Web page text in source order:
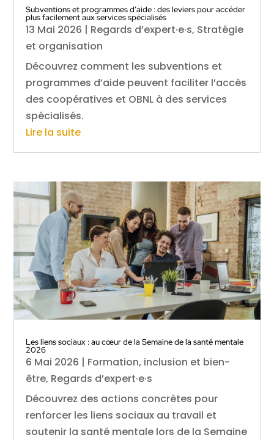
Subventions et programmes d’aide : des leviers pour accéder
plus facilement aux services spécialisés
13 Mai 2026 | Regards d’expert·e·s, Stratégie
et organisation
Découvrez comment les subventions et
programmes d’aide peuvent faciliter l’accès
des coopératives et OBNL à des services
spécialisés.
Lire la suite
Les liens sociaux : au cœur de la Semaine de la santé mentale
2026
6 Mai 2026 | Formation, inclusion et bien-
être, Regards d’expert·e·s
Découvrez des actions concrètes pour
renforcer les liens sociaux au travail et
soutenir la santé mentale lors de la Semaine